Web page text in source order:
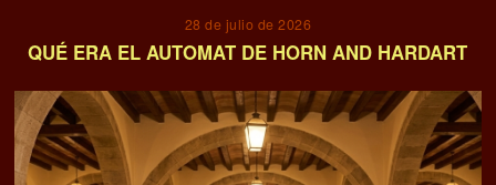
28 de julio de 2026
QUÉ ERA EL AUTOMAT DE HORN AND HARDART